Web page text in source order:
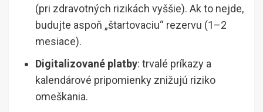
(pri zdravotných rizikách vyššie). Ak to nejde,
budujte aspoň „štartovaciu“ rezervu (1–2
mesiace).
Digitalizované platby: trvalé príkazy a
kalendárové pripomienky znižujú riziko
omeškania.